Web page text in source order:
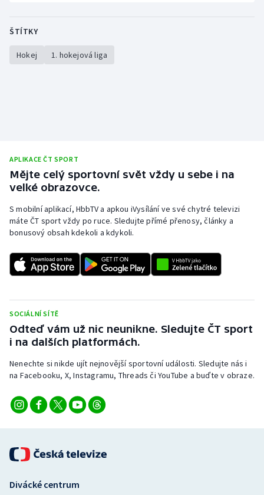
ŠTÍTKY
Hokej 1. hokejová liga
APLIKACE ČT SPORT
Mějte celý sportovní svět vždy u sebe i na
velké obrazovce.
S mobilní aplikací, HbbTV a apkou iVysílání ve své chytré televizi
máte ČT sport vždy po ruce. Sledujte přímé přenosy, články a
bonusový obsah kdekoli a kdykoli.
SOCIÁLNÍ SÍTĚ
Odteď vám už nic neunikne. Sledujte ČT sport
i na dalších platformách.
Nenechte si nikde ujít nejnovější sportovní události. Sledujte nás i
na Facebooku, X, Instagramu, Threads či YouTube a buďte v obraze.
Divácké centrum